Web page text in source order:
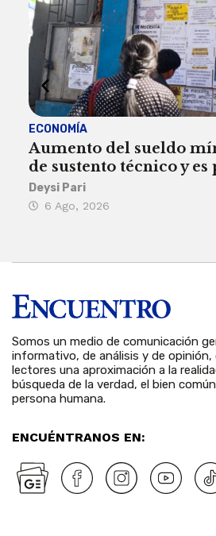
ECONOMÍA
Aumento del sueldo
de sustento técnico y
Deysi Pari
6 Ago, 2026
Somos un medio de comunicación
informativo, de análisis y de opinión,
lectores una aproximación a la
búsqueda de la verdad, el bien
persona humana.
ENCUÉNTRANOS EN: